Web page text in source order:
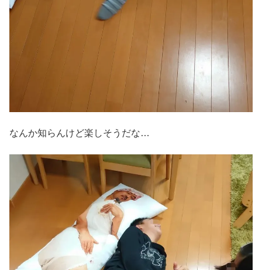
なんか知らんけど楽しそうだな…